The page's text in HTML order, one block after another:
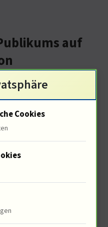
auf
der
Cookies